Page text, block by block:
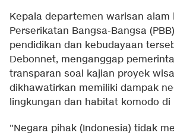
Kepala departemen warisan alam
Perserikatan Bangsa-Bangsa
pendidikan dan kebudayaan
Debonnet, menganggap
transparan soal kajian proyek
dikhawatirkan memiliki dampak
lingkungan dan habitat komodo di
"Negara pihak (Indonesia) tidak